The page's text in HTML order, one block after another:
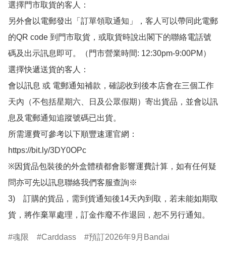
選擇門市取貨的客人：
另外會以電郵發出「訂單領取通知」，客人可以帶同此電郵
的QR code 到門市取貨，或取貨時說出閣下的聯絡電話號
碼及出示訊息即可。（門市營業時間: 12:30pm-9:00PM）
選擇快遞送貨的客人：
會以訊息 或 電郵通知補款，確認收到後本店會在三個工作
天內（不包括星期六、日及公眾假期）寄出貨品，並會以訊
息及電郵通知追蹤號碼已出貨。
所需運費可參考以下順豐速運官網：
https://bit.ly/3DY0OPc
※因貨品包裝後的外盒體積都會影響運費計算，如有任何疑
問亦可先以訊息聯絡我們客服查詢※
3)　訂購的貨品，需到貨通知後14天內到取，若未能如期取
貨，將作棄單處理，訂金作廢不作退回，恕不另行通知。
魂限 Carddass 預訂2026年9月Bandai